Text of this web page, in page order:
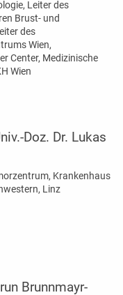
Leiter des
Brust- und
des
Wien,
Center, Medizinische
Wien
Doz. Dr. Lukas
Krankenhaus
Linz
Brunnmayr-